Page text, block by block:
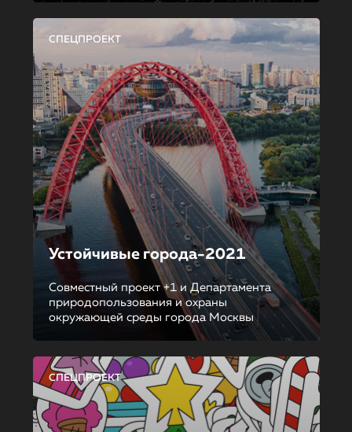
СПЕЦПРОЕКТ
Устойчивые города-2021
Совместный проект +1 и Департамента
природопользования и охраны
окружающей среды города Москвы
СПЕЦПРОЕКТ